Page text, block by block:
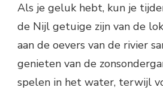
Als je geluk hebt, kun je
de Nijl getuige zijn van de
aan de oevers van de rivier
genieten van de
spelen in het water, terwijl